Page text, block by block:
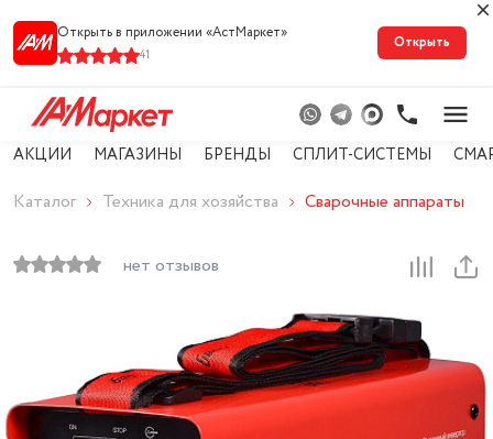
Открыть в приложении «АстМарке‪т‬»
41
Открыть
АКЦИИ МАГАЗИНЫ БРЕНДЫ СПЛИТ-СИСТЕМЫ
Каталог Техника для хозяйства Сварочные аппараты
нет отзывов